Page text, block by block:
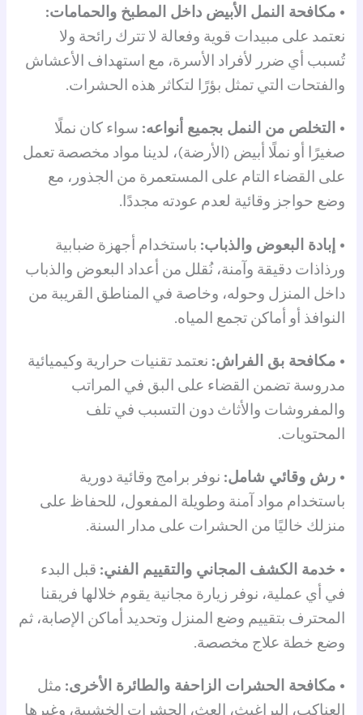
• مكافحة النمل الأبيض داخل المطبخ والحمامات:
نعتمد على مبيدات قوية وفعالة لا تترك رائحة ولا
تُسبب أي ضرر لأفراد الأسرة، مع استهداف الأعشاش
والفتحات التي تمثل بؤرًا لتكاثر هذه الحشرات.
• التخلص من النمل بجميع أنواعه: سواء كان نملًا
صغيرًا أو نملًا أبيض (الأرضة)، لدينا مواد مخصصة تعمل
على القضاء التام على المستعمرة من الجذور، مع
وضع حواجز وقائية لعدم عودته مجددًا.
• إبادة البعوض والذباب: باستخدام أجهزة ضبابية
ورذاذات دقيقة وآمنة، نُقلل من أعداد البعوض والذباب
داخل المنزل وحوله، وخاصة في المناطق القريبة من
النوافذ أو أماكن تجمع المياه.
• مكافحة بق الفراش: نعتمد تقنيات حرارية وكيميائية
مدروسة تضمن القضاء على البق في المراتب
والمفروشات والأثاث دون التسبب في تلف
المحتويات.
• رش وقائي شامل: نوفر برامج وقائية دورية
باستخدام مواد آمنة وطويلة المفعول، للحفاظ على
منزلك خاليًا من الحشرات على مدار السنة.
• خدمة الكشف المجاني والتقييم الفني: قبل البدء
في أي عملية، نوفر زيارة مجانية يقوم خلالها فريقنا
المحترف بتقييم وضع المنزل وتحديد أماكن الإصابة، ثم
وضع خطة علاج مخصصة.
• مكافحة الحشرات الزاحفة والطائرة الأخرى: مثل
العناكب، البراغيث، العث، الحشرات الخشبية، وغيرها